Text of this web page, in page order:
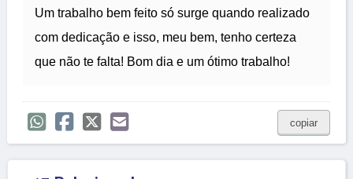
Um trabalho bem feito só surge quando realizado
com dedicação e isso, meu bem, tenho certeza
que não te falta! Bom dia e um ótimo trabalho!
copiar